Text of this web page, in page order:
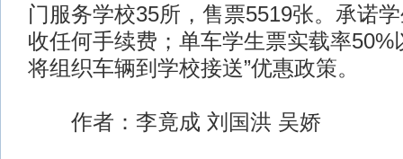
门服务学校35所，售票5519张。承诺
收任何手续费；单车学生票实载率50%
将组织车辆到学校接送”优惠政策。
作者：李竟成 刘国洪 吴娇